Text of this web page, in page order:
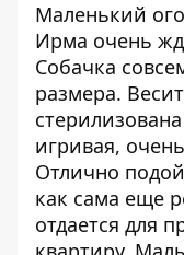
Маленький
Ирма очень
Собачка
размера.
игривая,
Отлично
как сама еще
отдается для